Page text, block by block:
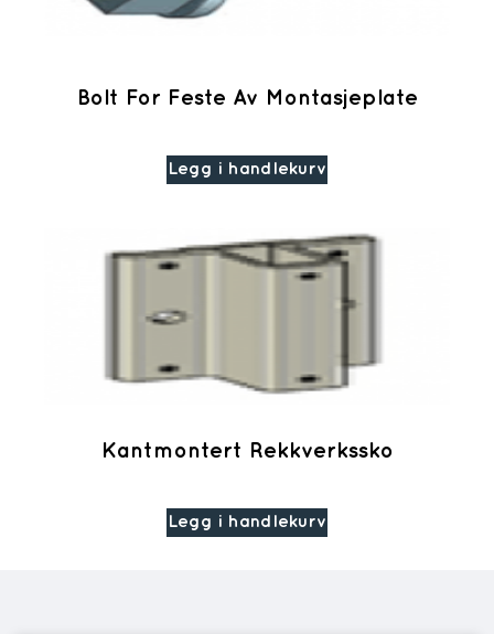
Bolt For Feste Av Montasjeplate
Legg i handlekurv
Kantmontert Rekkverkssko
Legg i handlekurv